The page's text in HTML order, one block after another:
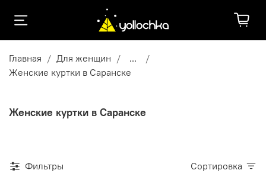
Главная Для женщин
...
Женские куртки в Саранске
Женские куртки в Саранске
Фильтры Сортировка